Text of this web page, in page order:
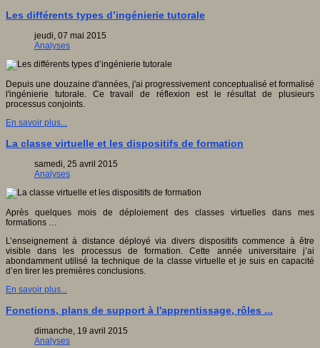
Les différents types d’ingénierie tutorale
jeudi, 07 mai 2015
Analyses
Depuis une douzaine d'années, j'ai progressivement conceptualisé et formalisé
l'ingénierie tutorale. Ce travail de réflexion est le résultat de plusieurs
processus conjoints.
En savoir plus...
La classe virtuelle et les dispositifs de formation
samedi, 25 avril 2015
Analyses
Après quelques mois de déploiement des classes virtuelles dans mes
formations …
L’enseignement à distance déployé via divers dispositifs commence à être
visible dans les processus de formation. Cette année universitaire j’ai
abondamment utilisé la technique de la classe virtuelle et je suis en capacité
d’en tirer les premières conclusions.
En savoir plus...
Fonctions, plans de support à l'apprentissage, rôles ...
dimanche, 19 avril 2015
Analyses